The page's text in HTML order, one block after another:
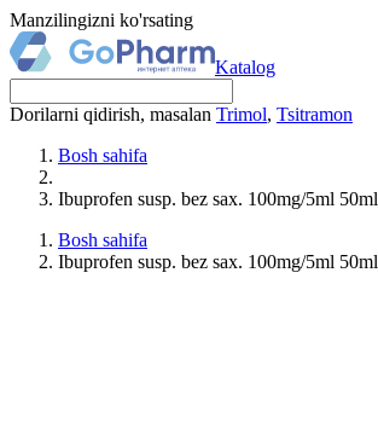
Manzilingizni ko'rsating
Katalog
Dorilarni qidirish, masalan Trimol, Tsitramon
Bosh sahifa
Ibuprofen susp. bez sax. 100mg/5ml 50ml
Bosh sahifa
Ibuprofen susp. bez sax. 100mg/5ml 50ml